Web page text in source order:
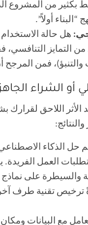
بكثير من
“البناء أولاً”.
هل حالة
التنافسي،
فمن المرجح
أو الشراء
الأثر اللاحق لقرارك
حل الذكاء
العمل الفريدة.
والسيطرة على نماذج
ترخيص تقنية طرف
مع البيانات